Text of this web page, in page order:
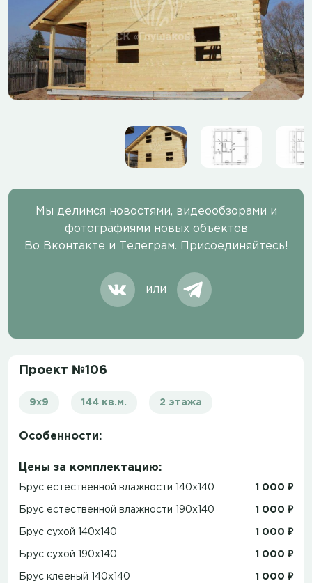
Мы делимся новостями, видеообзорами и
фотографиями новых объектов
Во Вконтакте и Телеграм. Присоединяйтесь!
или
Проект №106
9x9 144 кв.м. 2 этажа
Особенности:
Цены за комплектацию:
Брус естественной влажности 140x140 1 000 ₽
Брус естественной влажности 190x140 1 000 ₽
Брус сухой 140x140 1 000 ₽
Брус сухой 190x140 1 000 ₽
Брус клееный 140x140 1 000 ₽